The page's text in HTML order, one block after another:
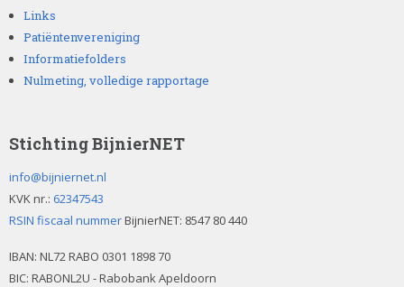
Links
Patiëntenvereniging
Informatiefolders
Nulmeting, volledige rapportage
Stichting BijnierNET
info@bijniernet.nl
KVK nr.: 62347543
RSIN fiscaal nummerBijnierNET: 8547 80 440
IBAN: NL72 RABO 0301 1898 70
BIC: RABONL2U - Rabobank Apeldoorn